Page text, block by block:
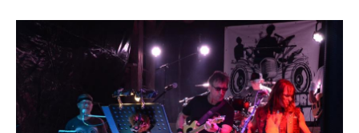
Tribute Noir Désir. Barbecue géant, pizzas au feu de bois,
tout ce qu'il faut pour passer une excellente soirée.